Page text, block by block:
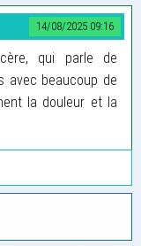
14/08/2025 09:16
qui parle de
avec beaucoup de
la douleur et la